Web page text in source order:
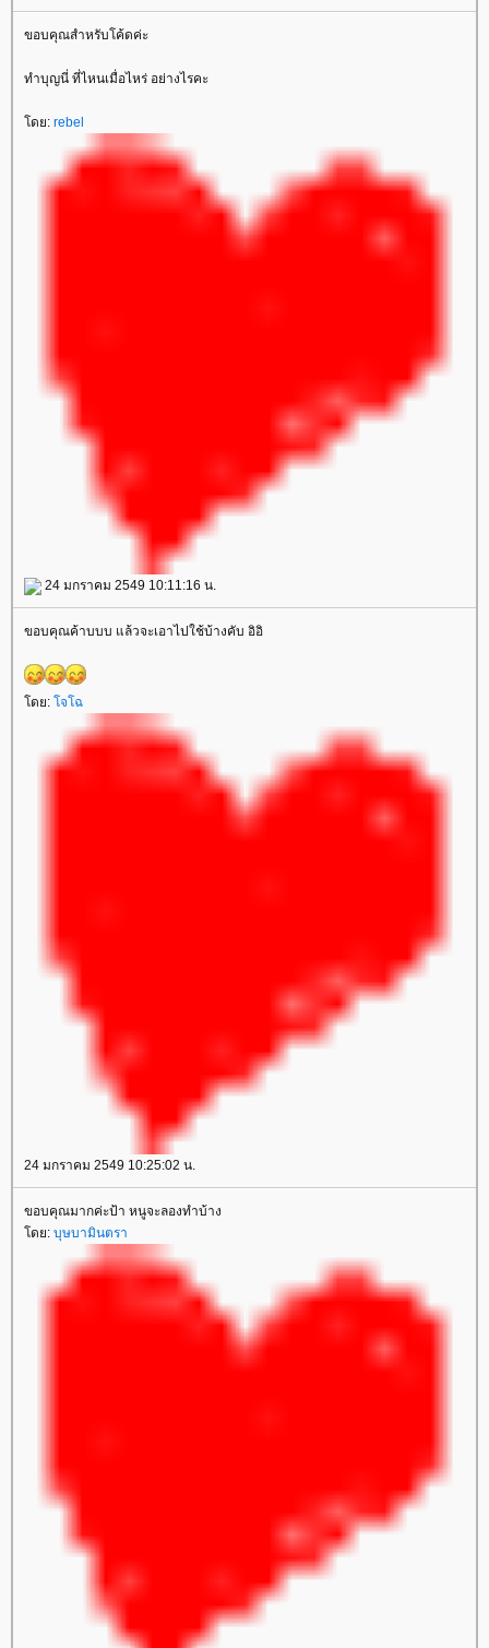
ขอบคุณสำหรับโค้ดค่ะ
ทำบุญนี่ ที่ไหนเมื่อไหร่ อย่างไรคะ
ดย: rebel
24 มกราคม 2549 10:11:16 น.
ขอบคุณค้าบบบ แล้วจะเอาไปใช้บ้างคับ อิอิ
ดย: จโฉ
24 มกราคม 2549 10:25:02 น.
ขอบคุณมากค่ะป้า หนูจะลองทำบ้าง
ดย: บุษบามินตรา